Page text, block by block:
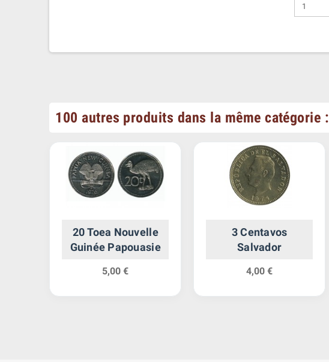
100 autres produits dans la même catégorie :
20 Toea Nouvelle
Guinée Papouasie
5,00 €
3 Centavos
Salvador
4,00 €